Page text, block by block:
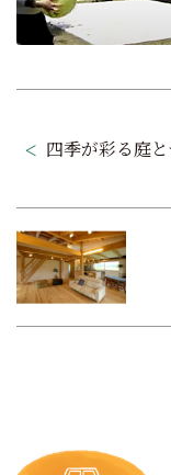
稿
ビ
ゲ
ー
ン
四季が彩る庭